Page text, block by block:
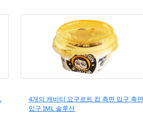
4개의 캐비티 요구르트 컵 측면 입구 측면
입구 IML 솔루션